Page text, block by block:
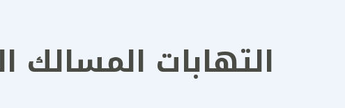
التهابات المسالك